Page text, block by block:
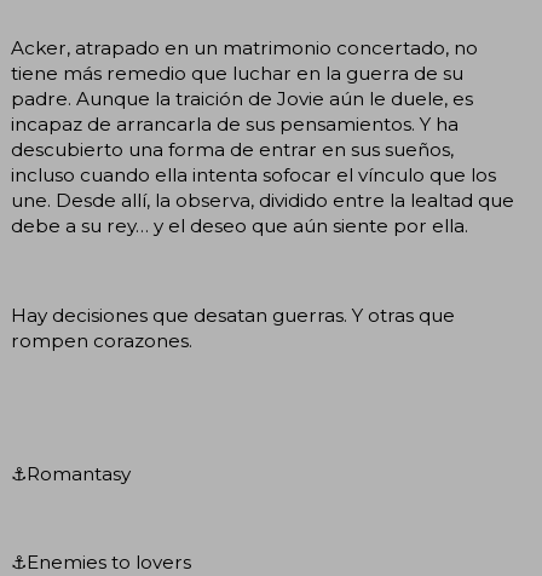
Acker, atrapado en un matrimonio concertado, no
tiene más remedio que luchar en la guerra de su
padre. Aunque la traición de Jovie aún le duele, es
incapaz de arrancarla de sus pensamientos. Y ha
descubierto una forma de entrar en sus sueños,
incluso cuando ella intenta sofocar el vínculo que los
une. Desde allí, la observa, dividido entre la lealtad que
debe a su rey… y el deseo que aún siente por ella.
Hay decisiones que desatan guerras. Y otras que
rompen corazones.
⚓Romantasy
⚓Enemies to lovers